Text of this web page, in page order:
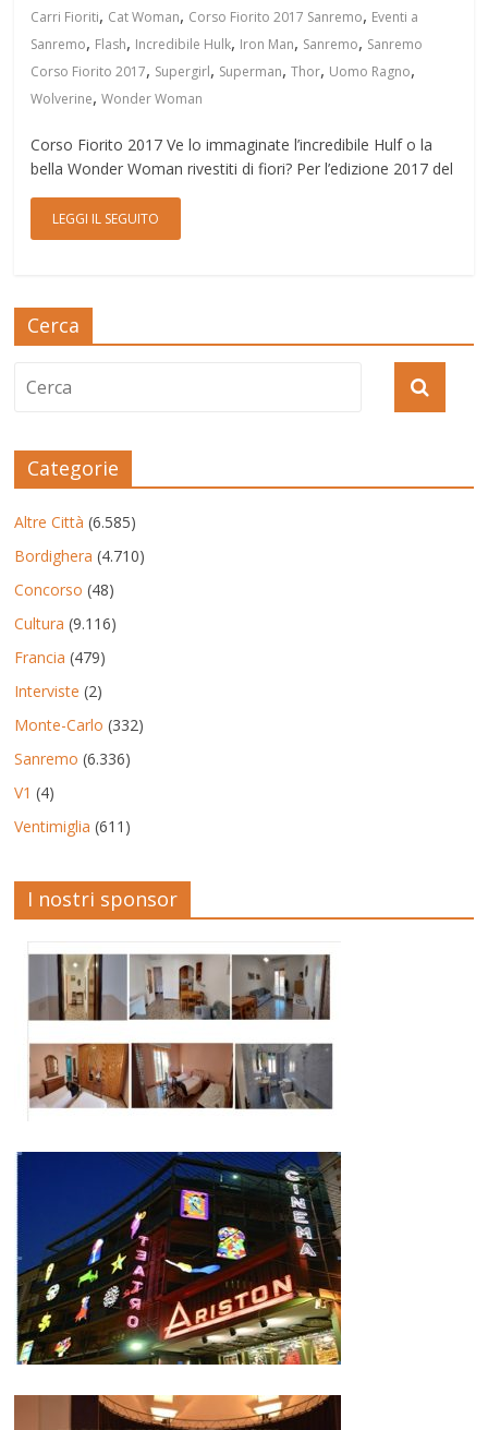
Carri Fioriti, Cat Woman, Corso Fiorito 2017 Sanremo, Eventi a
Sanremo, Flash, Incredibile Hulk, Iron Man, Sanremo, Sanremo
Corso Fiorito 2017, Supergirl, Superman,Thor, Uomo Ragno,
Wolverine,Wonder Woman
Corso Fiorito 2017 Ve lo immaginate l’incredibile Hulf o la
bella Wonder Woman rivestiti di fiori? Per l’edizione 2017 del
LEGGI IL SEGUITO
Cerca
Categorie
Altre Città (6.585)
Bordighera (4.710)
Concorso (48)
Cultura (9.116)
Francia (479)
Interviste (2)
Monte-Carlo (332)
Sanremo (6.336)
V1 (4)
Ventimiglia (611)
I nostri sponsor